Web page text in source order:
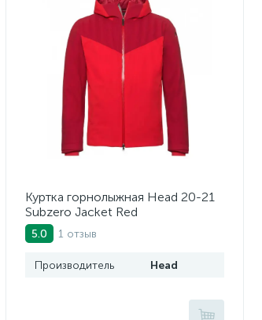
Куртка горнолыжная Head 20-21
Subzero Jacket Red
5.0 1 отзыв
Производитель Head